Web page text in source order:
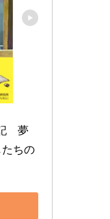
　夢
ちの